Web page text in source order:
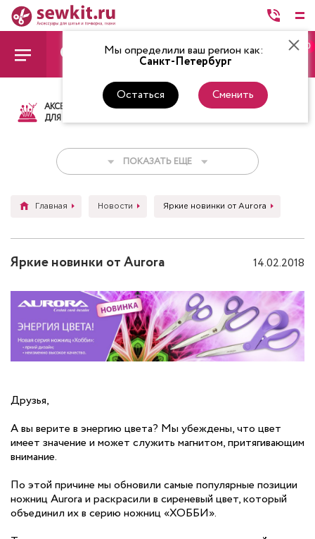
Мы определили ваш регион как:
Санкт-Петербург
Остаться Сменить
0
АКСЕССУАРЫ
ДЛЯ ШИТЬЯ
ТКАНИ НИТКИ
ПОКАЗАТЬ ЕЩЕ
Главная Новости Яркие новинки от Aurora
Яркие новинки от Aurora 14.02.2018
Друзья,
А вы верите в энергию цвета? Мы убеждены, что цвет
имеет значение и может служить магнитом, притягивающим
внимание.
По этой причине мы обновили самые популярные позиции
ножниц Aurora и раскрасили в сиреневый цвет, который
объединил их в серию ножниц «ХОББИ».